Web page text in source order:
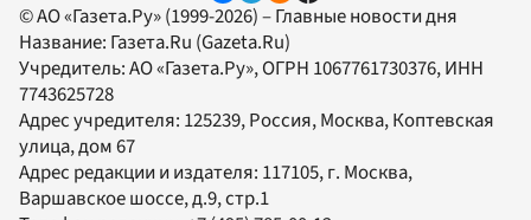
© АО «Газета.Ру» (1999-2026) – Главные новости дня
Название: Газета.Ru (Gazeta.Ru)
Учредитель:АО «Газета.Ру», ОГРН 1067761730376, ИНН
7743625728
Адрес учредителя: 125239, Россия, Москва, Коптевская
улица, дом 67
Адрес редакции и издателя: 117105, г. Москва,
Варшавское шоссе, д.9, стр.1